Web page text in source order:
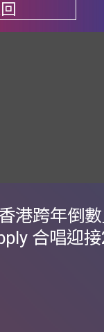
港跨年倒
合唱迎